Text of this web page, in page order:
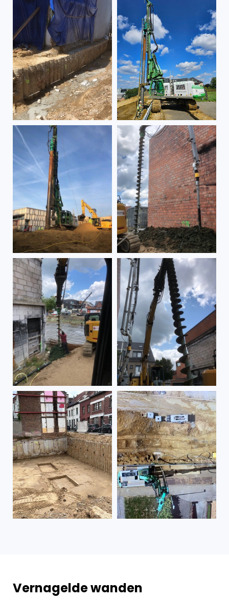
Vernagelde wanden